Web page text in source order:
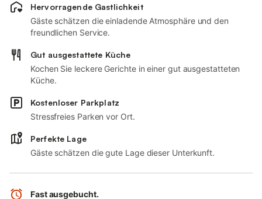
Hervorragende Gastlichkeit
Gäste schätzen die einladende Atmosphäre und den
freundlichen Service.
Gut ausgestattete Küche
Kochen Sie leckere Gerichte in einer gut ausgestatteten
Küche.
Kostenloser Parkplatz
Stressfreies Parken vor Ort.
Perfekte Lage
Gäste schätzen die gute Lage dieser Unterkunft.
Fast ausgebucht.